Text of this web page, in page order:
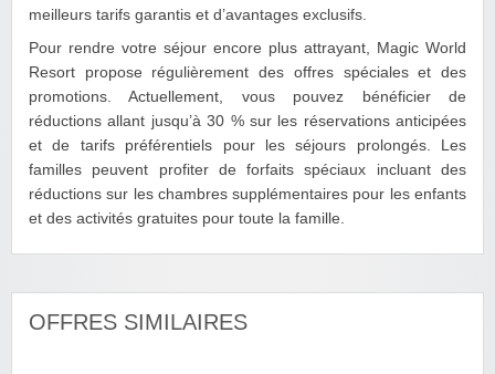
meilleurs tarifs garantis et d’avantages exclusifs.
Pour rendre votre séjour encore plus attrayant, Magic World
Resort propose régulièrement des offres spéciales et des
promotions. Actuellement, vous pouvez bénéficier de
réductions allant jusqu’à 30 % sur les réservations anticipées
et de tarifs préférentiels pour les séjours prolongés. Les
familles peuvent profiter de forfaits spéciaux incluant des
réductions sur les chambres supplémentaires pour les enfants
et des activités gratuites pour toute la famille.
OFFRES SIMILAIRES